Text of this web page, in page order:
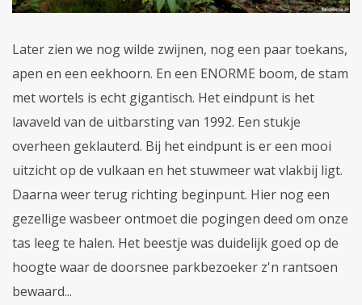
Later zien we nog wilde zwijnen, nog een paar toekans,
apen en een eekhoorn. En een ENORME boom, de stam
met wortels is echt gigantisch. Het eindpunt is het
lavaveld van de uitbarsting van 1992. Een stukje
overheen geklauterd. Bij het eindpunt is er een mooi
uitzicht op de vulkaan en het stuwmeer wat vlakbij ligt.
Daarna weer terug richting beginpunt. Hier nog een
gezellige wasbeer ontmoet die pogingen deed om onze
tas leeg te halen. Het beestje was duidelijk goed op de
hoogte waar de doorsnee parkbezoeker z'n rantsoen
bewaard...